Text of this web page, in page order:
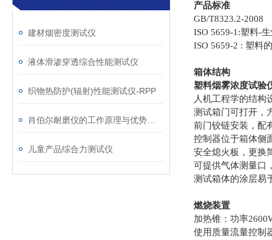
建材烟密度测试仪
液体滑渗穿透综合性能测试仪
织物热防护(辐射)性能测试仪-RPP
儿童产品综合力测试仪
产品标准
GB/T8323.2-2008
ISO 5659-1:塑料-
ISO 5659-2 : 塑料
箱体结构
塑料烟雾浓度试验
人机工程学的结构
测试箱门可打开，
前门铰链安装，配
控制器位于箱体侧
安全熄火板，更换
可提供气体测量口
测试箱体的涂层易
燃烧装置
加热锥：功率
使用质量流量控制